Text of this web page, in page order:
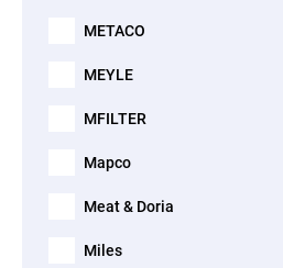
METACO
MEYLE
MFILTER
Mapco
Meat & Doria
Miles